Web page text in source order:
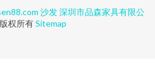
沙发 深圳市品森家具有限公
版权所有Sitemap